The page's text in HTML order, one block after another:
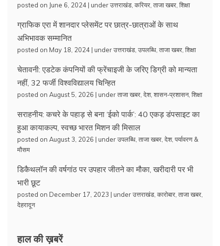
posted on June 6, 2024 | underउत्तराखंड करियर ताजा खबर शिक्षा
ग्राफिक एरा में शानदार प्लेसमेंट पर छात्र-छात्राओं के साथ
अभिभावक सम्मानित
posted on May 18, 2024 | underउत्तराखंड उपलब्धि ताजा खबर शिक्षा
चेतावनी: एडटेक कंपनियों की फ्रेंचाइजी के जरिए डिग्री को मान्यता
नहीं, 32 फर्जी विश्वविद्यालय चिन्हित
posted on August 5, 2026 | underताजा खबर देश, शासन-प्रशासन, शिक्षा
सराहनीय: कचरे के पहाड़ से बना ‘ईको पार्क’: 40 एकड़ डंपसाइट का
हुआ कायाकल्प, स्वच्छ भारत मिशन की मिसाल
posted on August 3, 2026 | underउपलब्धि ताजा खबर देश, पर्यावरण &
मौसम
डिकैथलॉन की वर्षगांठ पर उपहार जीतने का मौका, खरीदारी पर भी
भारी छूट
posted on December 17, 2023 | underउत्तराखंड कारोबार ताजा खबर
देहरादून
हाल की ख़बरें